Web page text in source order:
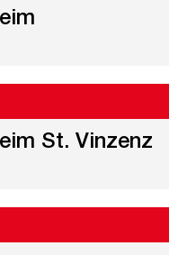
St. Vinzenz